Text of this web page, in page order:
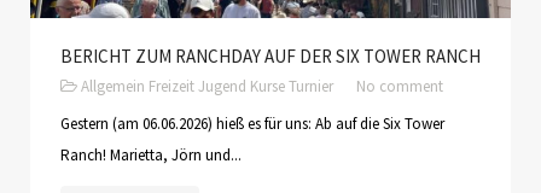
BERICHT ZUM RANCHDAY AUF DER SIX TOWER RANCH
Allgemein FreizeitJugend KurseTurnier
No comment
Gestern (am 06.06.2026) hieß es für uns: Ab auf die Six Tower
Ranch! Marietta, Jörn und...